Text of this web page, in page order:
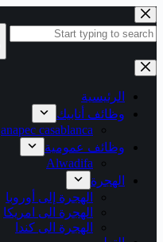
التجاوز
إلى
المحتوى
نتائج
الرئيسية
وظائف أنابيك
anapec casablanca
وظائف عمومية
Alwadifa
الهجرة
الهجرة إلى أوروبا
الهجرة الى امريكا
الهجرة الى كندا